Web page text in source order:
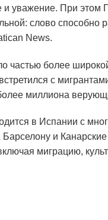
и уважение. При этом
слово способно
News.
частью более
с
миллиона
в Испании с
и
миграцию,